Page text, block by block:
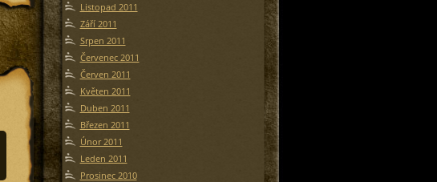
Listopad 2011
Září 2011
Srpen 2011
Červenec 2011
Červen 2011
Květen 2011
Duben 2011
Březen 2011
Únor 2011
Leden 2011
Prosinec 2010